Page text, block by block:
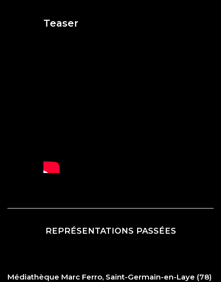
Teaser
REPRÉSENTATIONS PASSÉES
Médiathèque Marc Ferro, Saint-Germain-en-Laye (78)